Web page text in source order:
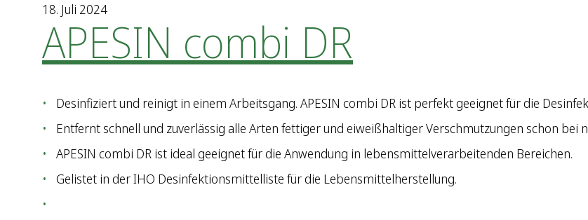
18. Juli 2024
APESIN combi DR
Desinfiziert und reinigt in einem Arbeitsgang. APESIN combi DR ist perfekt geeignet für die
Entfernt schnell und zuverlässig alle Arten fettiger und eiweißhaltiger Verschmutzungen schon bei
APESIN combi DR ist ideal geeignet für die Anwendung in lebensmittelverarbeitenden Bereichen.
Gelistet in der IHO Desinfektionsmittelliste für die Lebensmittelherstellung.